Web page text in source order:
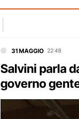
31 MAGGIO 22:48
Salvini parla
governo